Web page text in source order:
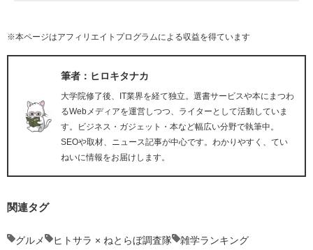
※本ページはアフィリエイトプログラムによる収益を得ています
筆者：ヒロキタナカ
大学院修了後、IT業界を経て独立。選書サービスや本にまつわ
るWebメディアを運営しつつ、ライターとして活動していま
す。ビジネス・ガジェット・本など幅広い分野で執筆中。
SEOや取材、ニュース記事が中心です。わかりやすく、てい
ねいに情報をお届けします。
関連タグ
グルメ ヒトサラ × ねとらぼ調査隊 雑学ランキング